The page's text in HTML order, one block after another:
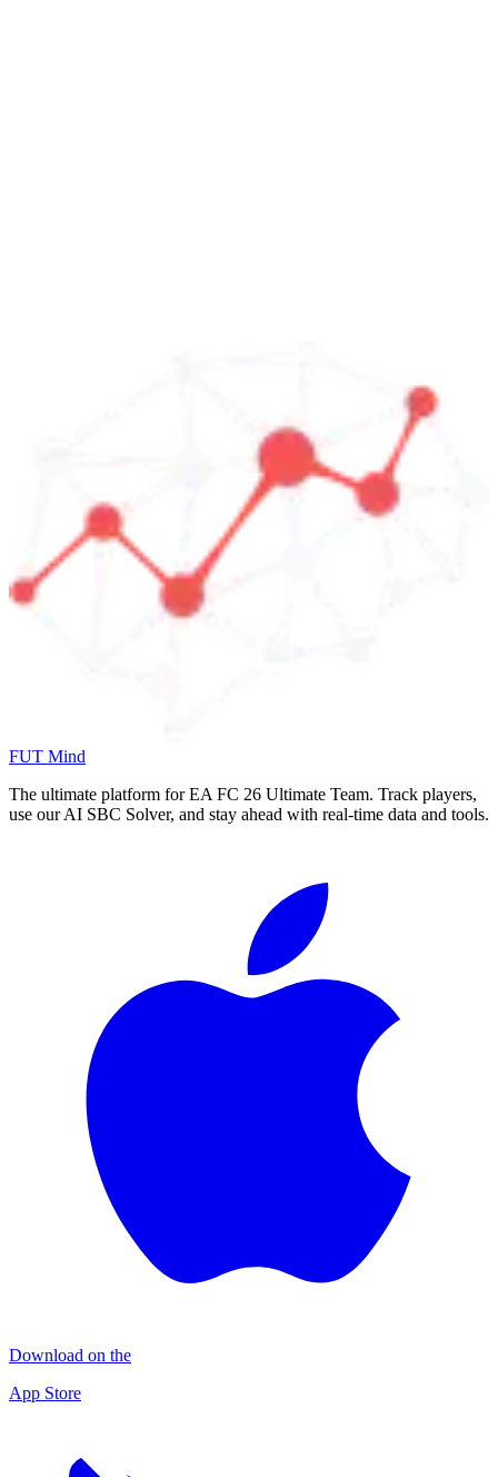
FUT Mind
The ultimate platform for EA FC 26 Ultimate Team. Track players,
use our AI SBC Solver, and stay ahead with real-time data and tools.
Download on the
App Store